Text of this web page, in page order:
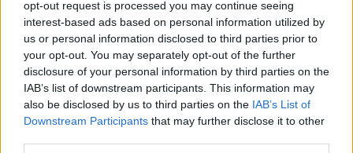
opt-out request is processed you may continue seeing
interest-based ads based on personal information utilized by
us or personal information disclosed to third parties prior to
your opt-out. You may separately opt-out of the further
disclosure of your personal information by third parties on the
IAB’s list of downstream participants. This information may
also be disclosed by us to third parties on the IAB’s List of
Downstream Participants that may further disclose it to other
Feste